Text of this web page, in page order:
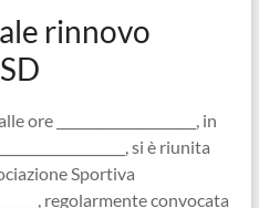
rinnovo
ore _____________________, in
si è riunita
Sportiva
regolarmente convocata